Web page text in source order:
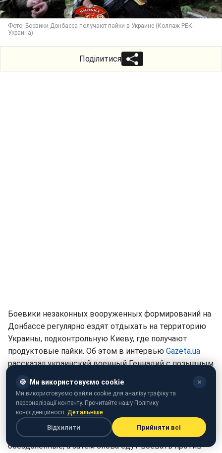
Фото: Боевики Донбасса получают пайки в Украине (Коллаж РБК-
Украина)
Поділитися
Боевики незаконных вооруженных формирований на
Донбассе регулярно ездят отдыхать на территорию
Украины, подконтрольную Киеву, где получают
продуктовые пайки. Об этом в интервью Gazeta.ua
рассказал украинский военный Геннадий с позывным
"Каждые 7 дней боевики имеют недельный отдых.
Делать в ОРДЛО особо нечего, поэтому приезжают
на территорию Украины, отдыхают, навещают
родственников, получают продуктовые пайки как
обездоленные, а затем снова едут воевать против
🍪 Ми використовуємо cookie ✕
Ми використовуємо файли cookie для аналізу трафіку та
персоналізації контенту. Прочитайте нашу Політику
конфіденційності. Детальніше
Відхилити Прийняти всі